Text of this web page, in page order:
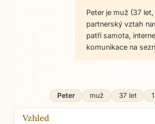
Peter je muž (37
partnerský vztah
patří samota,
komunikace na
Peter muž 37 let
Vzhled